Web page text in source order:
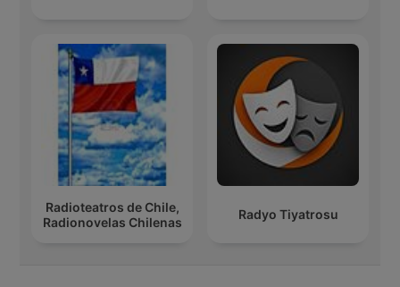
Radioteatros de Chile,
Radionovelas Chilenas
Radyo Tiyatrosu